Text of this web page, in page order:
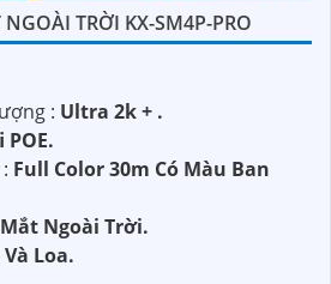
TRỜI KX-SM4P-PRO
: Ultra 2k + .
POE.
Full Color 30m Có Màu Ban
Ngoài Trời.
Loa.